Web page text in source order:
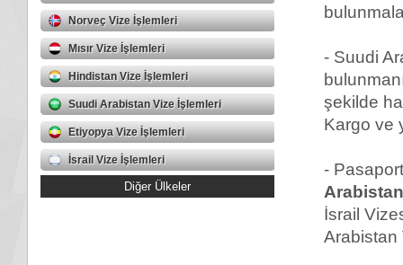
Norveç Vize İşlemleri
Mısır Vize İşlemleri
Hindistan Vize İşlemleri
Suudi Arabistan Vize İşlemleri
Etiyopya Vize İşlemleri
İsrail Vize İşlemleri
Diğer Ülkeler
- Suudi
şekilde
Kargo ve
-
İsrail
Arabistan